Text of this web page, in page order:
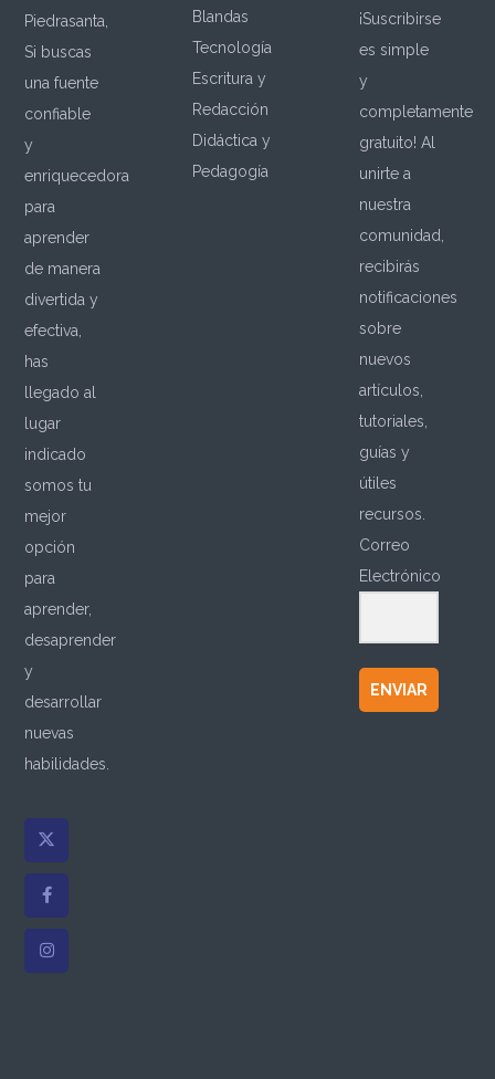
Piedrasanta,
Si buscas
una fuente
confiable
y
enriquecedora
para
aprender
de manera
divertida y
efectiva,
has
llegado al
lugar
indicado
somos tu
mejor
opción
para
aprender,
desaprender
y
desarrollar
nuevas
habilidades.
Blandas
Tecnología
Escritura y
Redacción
Didáctica y
Pedagogía
¡Suscribirse
es simple
y
completamente
gratuito! Al
unirte a
nuestra
comunidad,
recibirás
notificaciones
sobre
nuevos
artículos,
tutoriales,
guías y
útiles
recursos.
Correo
Electrónico
ENVIAR